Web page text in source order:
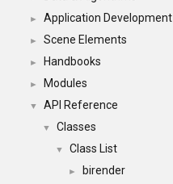
► Application Development
► Scene Elements
► Handbooks
► Modules
▼ API Reference
▼ Classes
▼ Class List
► birender